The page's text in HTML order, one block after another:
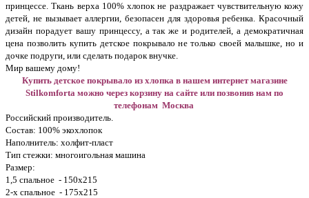
принцессе. Ткань верха 100% хлопок не раздражает чувствительную кожу
детей, не вызывает аллергии, безопасен для здоровья ребенка. Красочный
дизайн порадует вашу принцессу, а так же и родителей, а демократичная
цена позволить купить детское покрывало не только своей малышке, но и
дочке подруги, или сделать подарок внучке.
Мир вашему дому!
Купить детское покрывало из хлопка в нашем интернет магазине
Stilkomforta можно через корзину на сайте или позвонив нам по
телефонам Москва
Российский производитель.
Состав: 100% экохлопок
Наполнитель: холфит-пласт
Тип стежки: многоигольная машина
Размер:
1,5 спальное - 150х215
2-х спальное - 175х215